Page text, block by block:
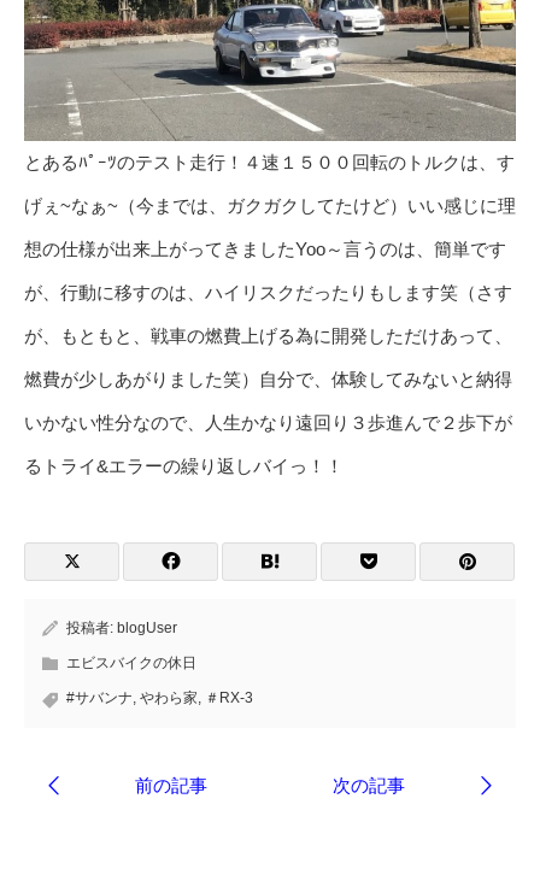
とあるﾊﾟｰﾂのテスト走行！４速１５００回転のトルクは、す
げぇ~なぁ~（今までは、ガクガクしてたけど）いい感じに理
想の仕様が出来上がってきましたYoo～言うのは、簡単です
が、行動に移すのは、ハイリスクだったりもします笑（さす
が、もともと、戦車の燃費上げる為に開発しただけあって、
燃費が少しあがりました笑）自分で、体験してみないと納得
いかない性分なので、人生かなり遠回り３歩進んで２歩下が
るトライ&エラーの繰り返しバイっ！！
投稿者: blogUser
エビスバイクの休日
#サバンナ, やわら家, ＃RX-3